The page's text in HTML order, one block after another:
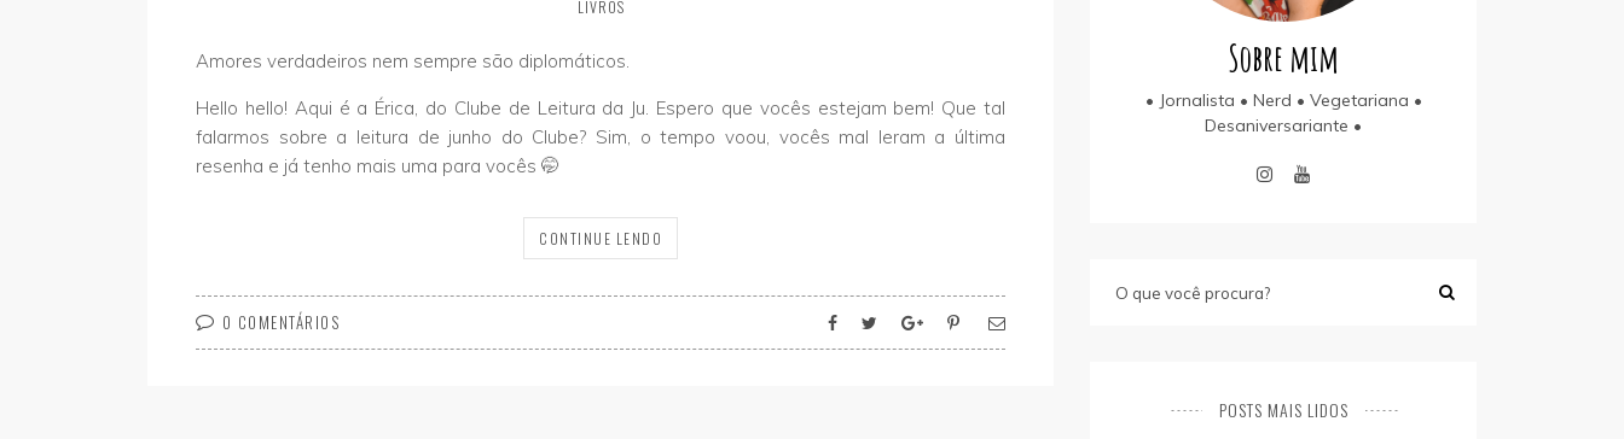
LIVROS
Amores verdadeiros nem sempre são diplomáticos.
Hello hello! Aqui é a Érica, do Clube de Leitura da Ju. Espero que vocês estejam bem! Que tal
falarmos sobre a leitura de junho do Clube? Sim, o tempo voou, vocês mal leram a última
resenha e já tenho mais uma para vocês 🤭
CONTINUE LENDO
0 COMENTÁRIOS
Sobre mim
• Jornalista • Nerd • Vegetariana •
Desaniversariante •
POSTS MAIS LIDOS